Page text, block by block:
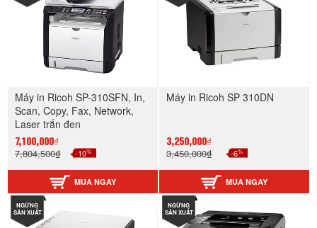
Máy in Ricoh SP-310SFN, In,
Scan, Copy, Fax, Network,
Laser trắn đen
7,100,000₫
7,804,500₫ -10%
MUA NGAY
Máy in Ricoh SP 310DN
3,250,000₫
3,450,000₫ -6%
MUA NGAY
NGỪNG
SẢN XUẤT
NGỪNG
SẢN XUẤT